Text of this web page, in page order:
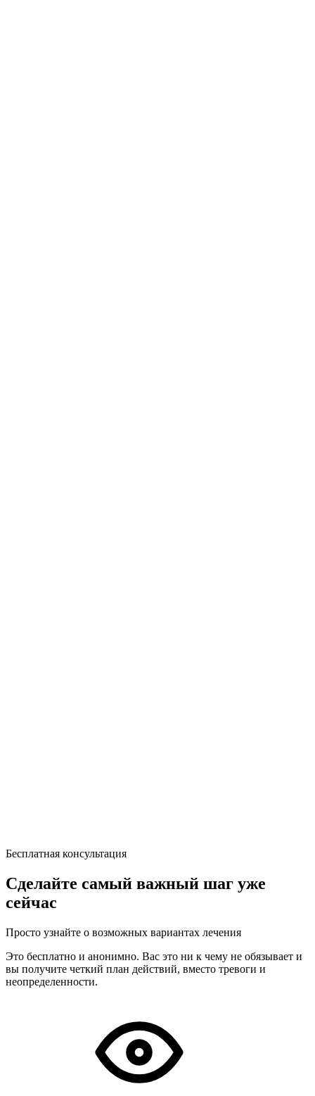
Бесплатная консультация
Сделайте самый важный шаг уже
сейчас
Просто узнайте о возможных вариантах лечения
Это бесплатно и анонимно. Вас это ни к чему не обязывает и
вы получите четкий план действий, вместо тревоги и
неопределенности.